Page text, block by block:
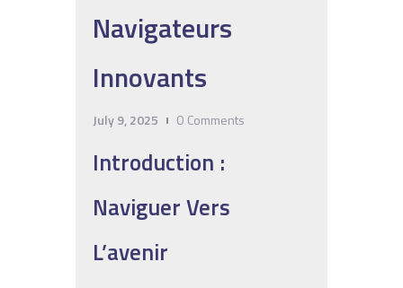
Navigateurs
Innovants
July 9, 2025 0 Comments
Introduction :
Naviguer Vers
L’avenir